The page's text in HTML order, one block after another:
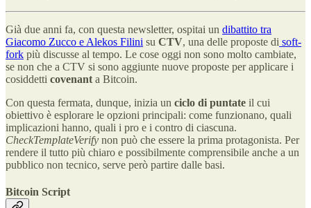
Già due anni fa, con questa newsletter, ospitai un dibattito tra
Giacomo Zucco e Alekos Filini su CTV, una delle proposte di soft-
fork più discusse al tempo. Le cose oggi non sono molto cambiate,
se non che a CTV si sono aggiunte nuove proposte per applicare i
cosiddetti covenant a Bitcoin.
Con questa fermata, dunque, inizia un ciclo di puntate il cui
obiettivo è esplorare le opzioni principali: come funzionano, quali
implicazioni hanno, quali i pro e i contro di ciascuna.
CheckTemplateVerify non può che essere la prima protagonista. Per
rendere il tutto più chiaro e possibilmente comprensibile anche a un
pubblico non tecnico, serve però partire dalle basi.
Bitcoin Script